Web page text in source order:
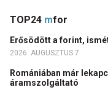
TOP24 mfor
Erősödött a forint,
2026. AUGUSZTUS 7.
Romániában már
áramszolgáltató